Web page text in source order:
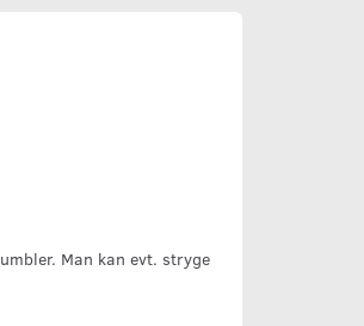
Man kan evt. stryge